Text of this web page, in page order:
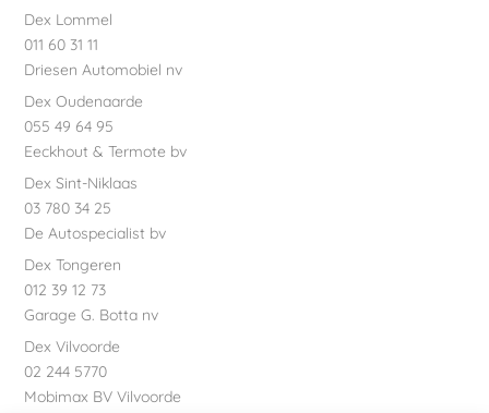
Dex Lommel
011 60 31 11
Driesen Automobiel nv
Dex Oudenaarde
055 49 64 95
Eeckhout & Termote bv
Dex Sint-Niklaas
03 780 34 25
De Autospecialist bv
Dex Tongeren
012 39 12 73
Garage G. Botta nv
Dex Vilvoorde
02 244 5770
Mobimax BV Vilvoorde